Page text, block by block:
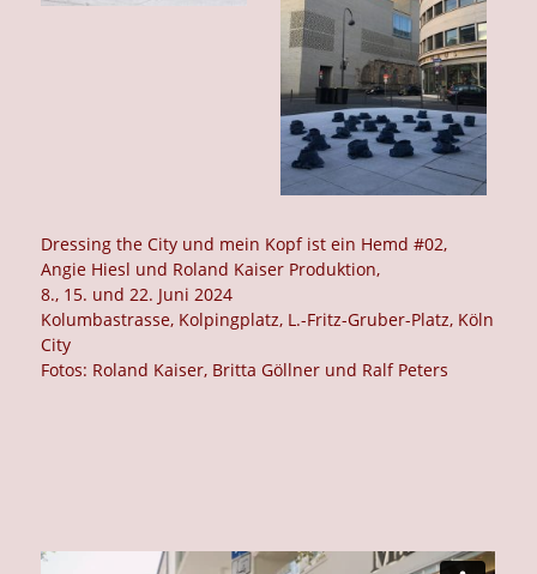
Dressing the City und mein Kopf ist ein Hemd #02,
Angie Hiesl und Roland Kaiser Produktion,
8., 15. und 22. Juni 2024
Kolumbastrasse, Kolpingplatz, L.-Fritz-Gruber-Platz, Köln
City
Fotos: Roland Kaiser, Britta Göllner und Ralf Peters